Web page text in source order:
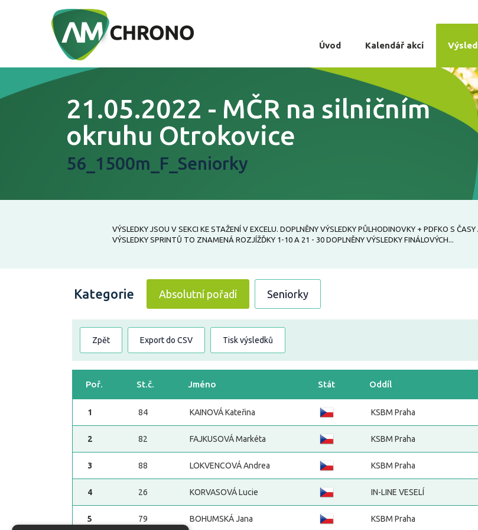
Úvod Kalendář akcí
21.05.2022 - MČR na silničním
okruhu Otrokovice
56_1500m_F_Seniorky
VÝSLEDKY JSOU V SEKCI KE STAŽENÍ V EXCELU. DOPLNĚNY VÝSLEDKY PŮLHODINOVKY + PDFKO S
VÝSLEDKY SPRINTŮ TO ZNAMENÁ ROZJÍŽĎKY 1-10 A 21 - 30 DOPLNĚNY VÝSLEDKY FINÁLOVÝCH...
Kategorie Absolutní pořadí Seniorky
Zpět Export do CSV Tisk výsledků
Poř. St.č. Jméno Stát Oddíl
1 84 KAINOVÁ Kateřina KSBM Praha
2 82 FAJKUSOVÁ Markéta KSBM Praha
3 88 LOKVENCOVÁ Andrea KSBM Praha
4 26 KORVASOVÁ Lucie IN-LINE VESELÍ
5 79 BOHUMSKÁ Jana KSBM Praha